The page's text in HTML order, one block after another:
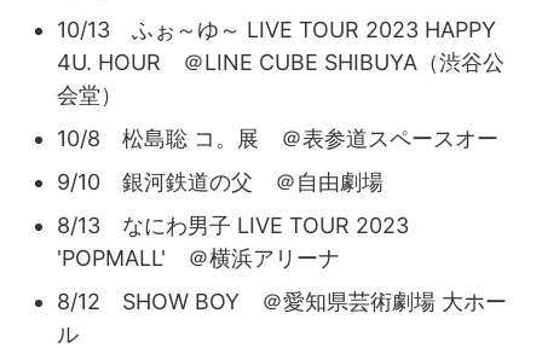
10/13 ふぉ～ゆ～ LIVE TOUR 2023 HAPPY
4U. HOUR ＠LINE CUBE SHIBUYA（渋谷公
会堂）
10/8 松島聡 コ。展 ＠表参道スペースオー
9/10 銀河鉄道の父 ＠自由劇場
8/13 なにわ男子 LIVE TOUR 2023
'POPMALL' ＠横浜アリーナ
8/12 SHOW BOY ＠愛知県芸術劇場 大ホー
ル